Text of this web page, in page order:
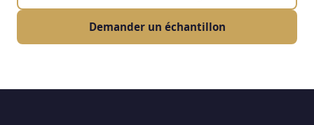
Demander un échantillon